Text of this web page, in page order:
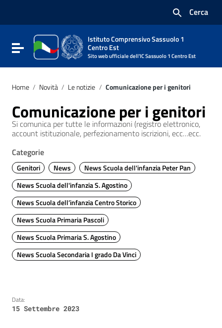
Vai al footer
Cerca
Attiva / disattiva la navigazione
Istituto Comprensivo Sassuolo 1
Centro Est
Sito web ufficiale dell'IC Sassuolo 1 Centro Est
Home / Novità / Le notizie / Comunicazione per i genitori
Comunicazione per i genitori
Si comunica per tutte le informazioni (registro elettronico,
account istituzionale, perfezionamento iscrizioni, ecc…ecc.
Categorie
Genitori News
News Scuola dell'infanzia Peter Pan
News Scuola dell'infanzia S. Agostino
News Scuola dell’infanzia Centro Storico
News Scuola Primaria Pascoli
News Scuola Primaria S. Agostino
News Scuola Secondaria I grado Da Vinci
Data:
15 Settembre 2023